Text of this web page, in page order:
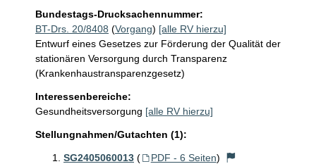
Bundestags-Drucksachennummer:
BT-Drs. 20/8408 (Vorgang) [alle RV hierzu]
Entwurf eines Gesetzes zur Förderung der Qualität der
stationären Versorgung durch Transparenz
(Krankenhaustransparenzgesetz)
Interessenbereiche:
Gesundheitsversorgung [alle RV hierzu]
Stellungnahmen/Gutachten (1):
SG2405060013 ( PDF - 6 Seiten)